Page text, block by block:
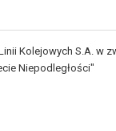
Kolejowych S.A. w
Niepodległości"